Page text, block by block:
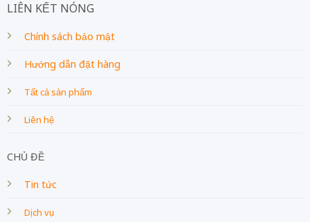
LIÊN KẾT NÓNG
Chính sách bảo mật
Hướng dẫn đặt hàng
Tất cả sản phẩm
Liên hệ
CHỦ ĐỀ
Tin tức
Dịch vụ